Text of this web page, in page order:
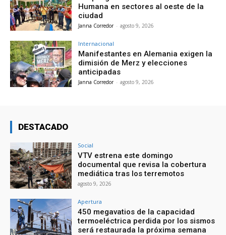
Humana en sectores al oeste de la
ciudad
Janna Corredor - agosto 9, 2026
Internacional
Manifestantes en Alemania exigen la
dimisión de Merz y elecciones
anticipadas
Janna Corredor - agosto 9, 2026
DESTACADO
Social
VTV estrena este domingo
documental que revisa la cobertura
mediática tras los terremotos
agosto 9, 2026
Apertura
450 megavatios de la capacidad
termoeléctrica perdida por los sismos
será restaurada la próxima semana